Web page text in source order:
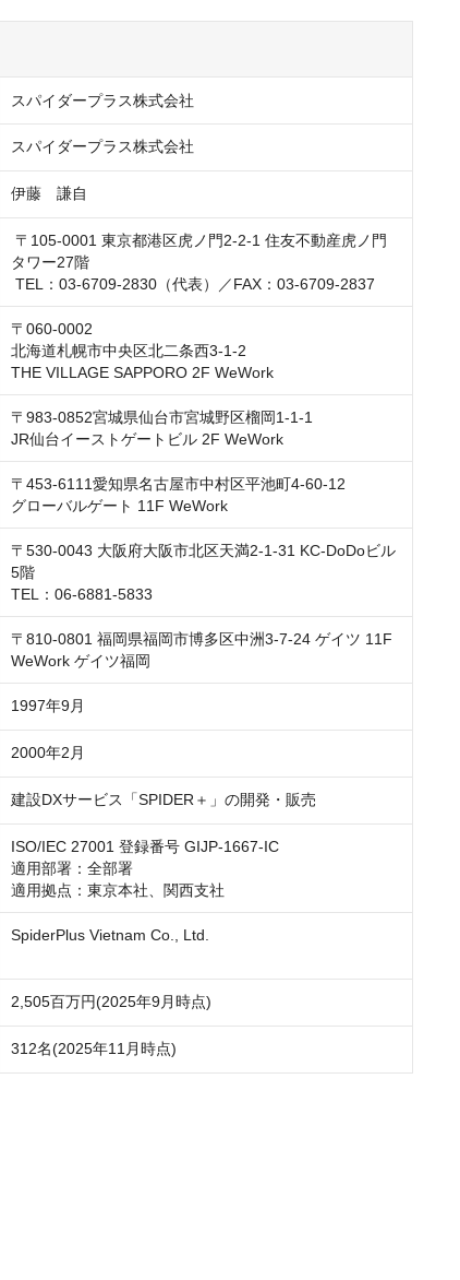
スパイダープラス株式会社
伊藤　謙自
タワー27階
TEL：03-6709-2830（代表）／FAX：03-6709-2837
〒060-0002
北海道札幌市中央区北二条西3-1-2
THE VILLAGE SAPPORO 2F WeWork
〒983-0852宮城県仙台市宮城野区榴岡1-1-1
JR仙台イーストゲートビル 2F WeWork
〒453-6111愛知県名古屋市中村区平池町4-60-12
グローバルゲート 11F WeWork
〒530-0043 大阪府大阪市北区天満2-1-31 KC-DoDoビル
5階
TEL：06-6881-5833
〒810-0801 福岡県福岡市博多区中洲3-7-24 ゲイツ 11F
1997年9月
2000年2月
ISO/IEC 27001 登録番号 GIJP-1667-IC
適用部署：全部署
適用拠点：東京本社、関西支社
SpiderPlus Vietnam Co., Ltd.
312名(2025年11月時点)